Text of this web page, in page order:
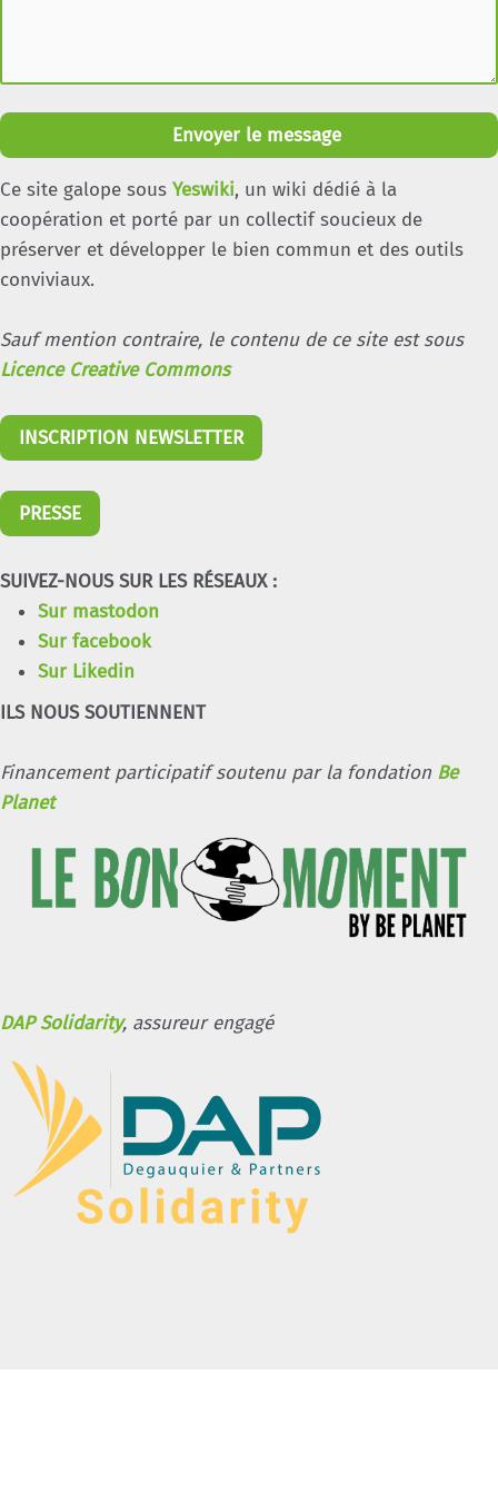
Envoyer le message
Ce site galope sous Yeswiki, un wiki dédié à la
coopération et porté par un collectif soucieux de
préserver et développer le bien commun et des outils
conviviaux.
Sauf mention contraire, le contenu de ce site est sous
Licence Creative Commons
INSCRIPTION NEWSLETTER
PRESSE
SUIVEZ-NOUS SUR LES RÉSEAUX :
Sur mastodon
Sur facebook
Sur Likedin
ILS NOUS SOUTIENNENT
Financement participatif soutenu par la fondation Be
Planet
DAP Solidarity, assureur engagé